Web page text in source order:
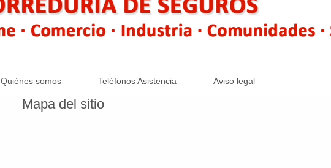
Quiénes somos Teléfonos Asistencia Aviso legal
Mapa del sitio